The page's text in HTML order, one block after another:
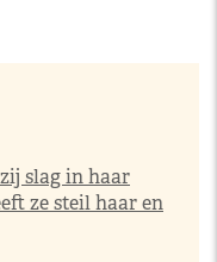
slag in haar
ze steil haar en